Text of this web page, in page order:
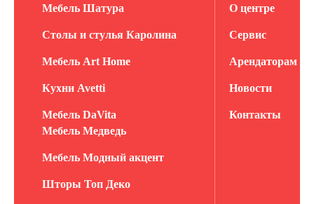
Мебель Шатура
Столы и стулья Каролина
Мебель Art Home
Кухни Avetti
Мебель DaVita
Мебель Медведь
Мебель Модный акцент
Шторы Топ Деко
О центре
Сервис
Арендаторам
Новости
Контакты